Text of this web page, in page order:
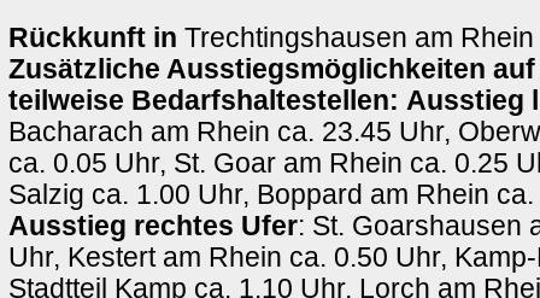
Rückkunft in Trechtingshausen am
Zusätzliche Ausstiegsmöglichkeiten
teilweise Bedarfshaltestellen: Ausstieg
Bacharach am Rhein ca. 23.45 Uhr,
ca. 0.05 Uhr, St. Goar am Rhein ca. 0.25
Salzig ca. 1.00 Uhr, Boppard am Rhein
Ausstieg rechtes Ufer: St. Goarshausen
Uhr, Kestert am Rhein ca. 0.50 Uhr,
Stadtteil Kamp ca. 1.10 Uhr, Lorch am